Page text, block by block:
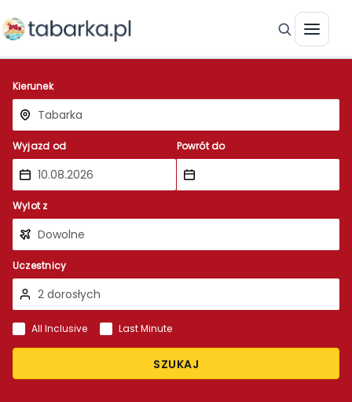
Kierunek
Wyjazd od Powrót do
Wylot z
Uczestnicy
SZUKAJ
All Inclusive Last Minute